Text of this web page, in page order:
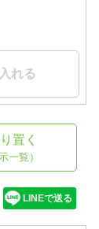
れる
置く
一覧）
LINEで送る